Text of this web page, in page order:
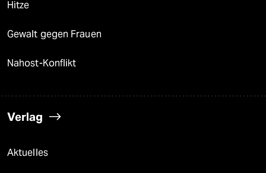
Hitze
Gewalt gegen Frauen
Nahost-Konflikt
Verlag
Aktuelles